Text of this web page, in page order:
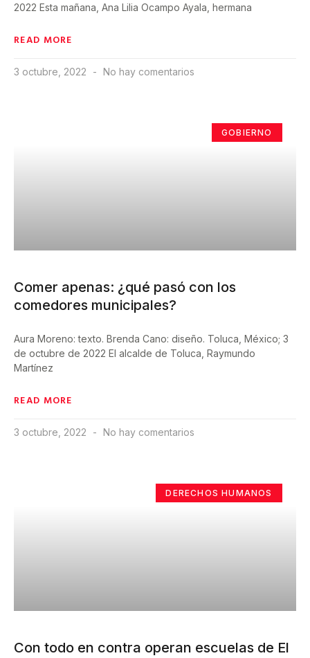
2022 Esta mañana, Ana Lilia Ocampo Ayala, hermana
READ MORE
3 octubre, 2022 No hay comentarios
GOBIERNO
Comer apenas: ¿qué pasó con los
comedores municipales?
Aura Moreno: texto. Brenda Cano: diseño. Toluca, México; 3
de octubre de 2022 El alcalde de Toluca, Raymundo
Martínez
READ MORE
3 octubre, 2022 No hay comentarios
DERECHOS HUMANOS
Con todo en contra operan escuelas de El